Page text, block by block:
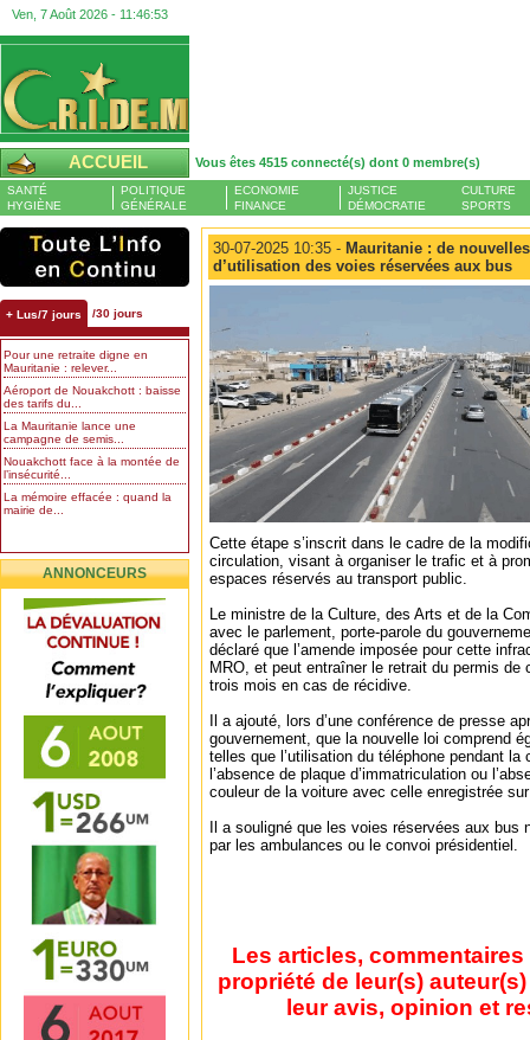
Ven, 7 Août 2026 - 11:46:53
ACCUEIL Vous êtes 4515 connecté(s) dont 0 membre(s)
SANTÉ
HYGIÈNE
POLITIQUE
GÉNÉRALE
ECONOMIE
FINANCE
JUSTICE
DÉMOCRATIE
CULTURE
SPORTS
+ Lus/7 jours /30 jours
Pour une retraite digne en
Mauritanie : relever...
Aéroport de Nouakchott : baisse
des tarifs du...
La Mauritanie lance une
campagne de semis...
Nouakchott face à la montée de
l’insécurité...
La mémoire effacée : quand la
mairie de...
ANNONCEURS
30-07-2025 10:35 - Mauritanie : de
d’utilisation des voies réservées aux bus
Cette étape s’inscrit dans le cadre de la
circulation, visant à organiser le trafic et à
espaces réservés au transport public.
Le ministre de la Culture, des Arts et de la
avec le parlement, porte-parole du
déclaré que l’amende imposée pour cette
MRO, et peut entraîner le retrait du permis de
trois mois en cas de récidive.
Il a ajouté, lors d’une conférence de presse
gouvernement, que la nouvelle loi comprend
telles que l’utilisation du téléphone pendant la
l’absence de plaque d’immatriculation ou
couleur de la voiture avec celle enregistrée
Il a souligné que les voies réservées aux bus
par les ambulances ou le convoi présidentiel.
Les articles,
propriété de leur(s)
leur avis, opinion et